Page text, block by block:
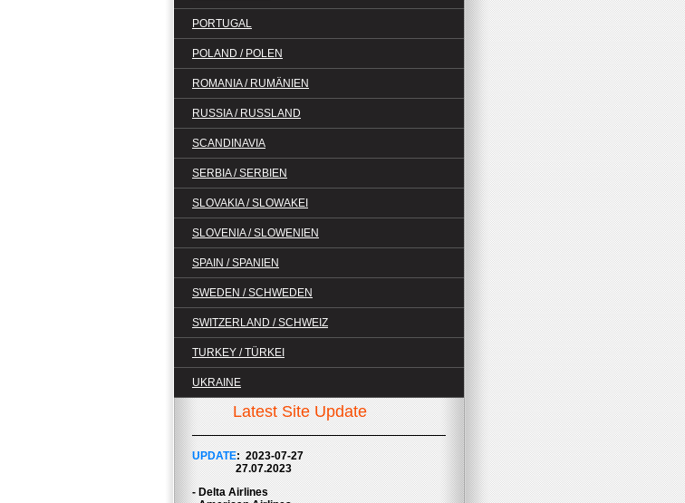
PORTUGAL
POLAND / POLEN
ROMANIA / RUMÄNIEN
RUSSIA / RUSSLAND
SCANDINAVIA
SERBIA / SERBIEN
SLOVAKIA / SLOWAKEI
SLOVENIA / SLOWENIEN
SPAIN / SPANIEN
SWEDEN / SCHWEDEN
SWITZERLAND / SCHWEIZ
TURKEY / TÜRKEI
UKRAINE
Latest Site Update
UPDATE: 2023-07-27
27.07.2023
- Delta Airlines